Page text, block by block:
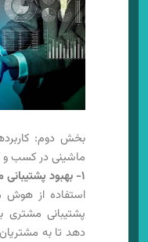
بخش دوم:
ماشینی در کسب و
۱- بهبود پشتیبانی مشتری:
استفاده از هوش
پشتیبانی
دهد تا به